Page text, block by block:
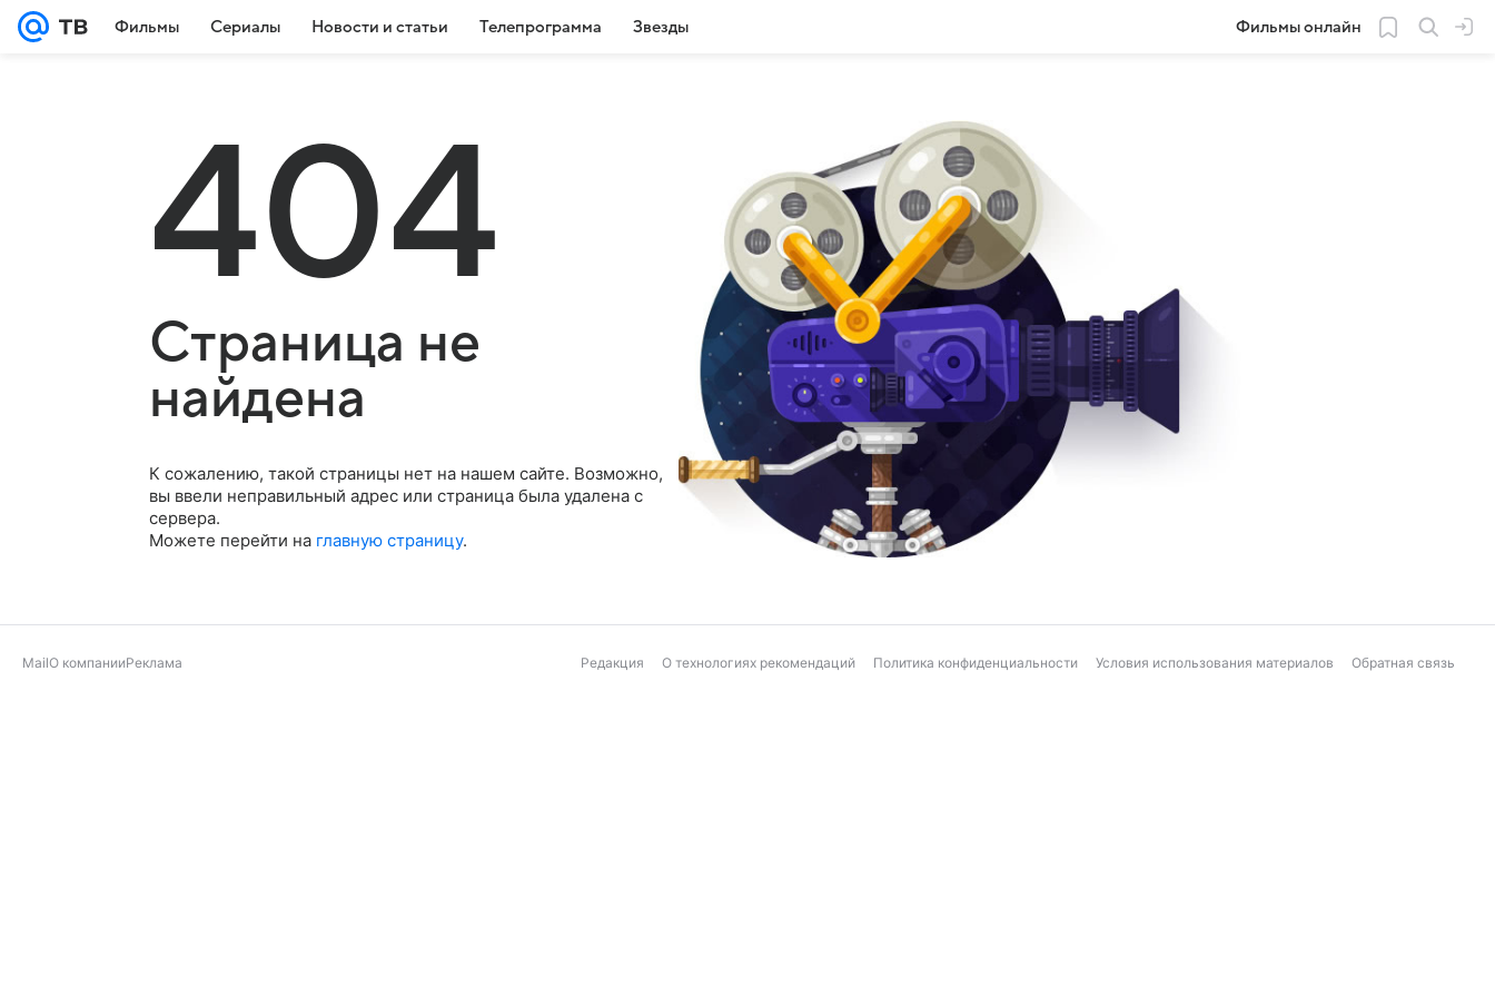
Фильмы Сериалы Новости и статьи Телепрограмма Звезды Фильмы онлайн
404
Страница не
найдена
К сожалению, такой страницы нет на нашем сайте. Возможно,
вы ввели неправильный адрес или страница была удалена с
сервера.
Можете перейти на главную страницу.
MailО компанииРеклама Редакция О технологиях рекомендаций Политика конфиденциальности Условия использования материалов Обратная связь